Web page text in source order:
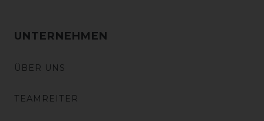
UNTERNEHMEN
ÜBER UNS
TEAMREITER